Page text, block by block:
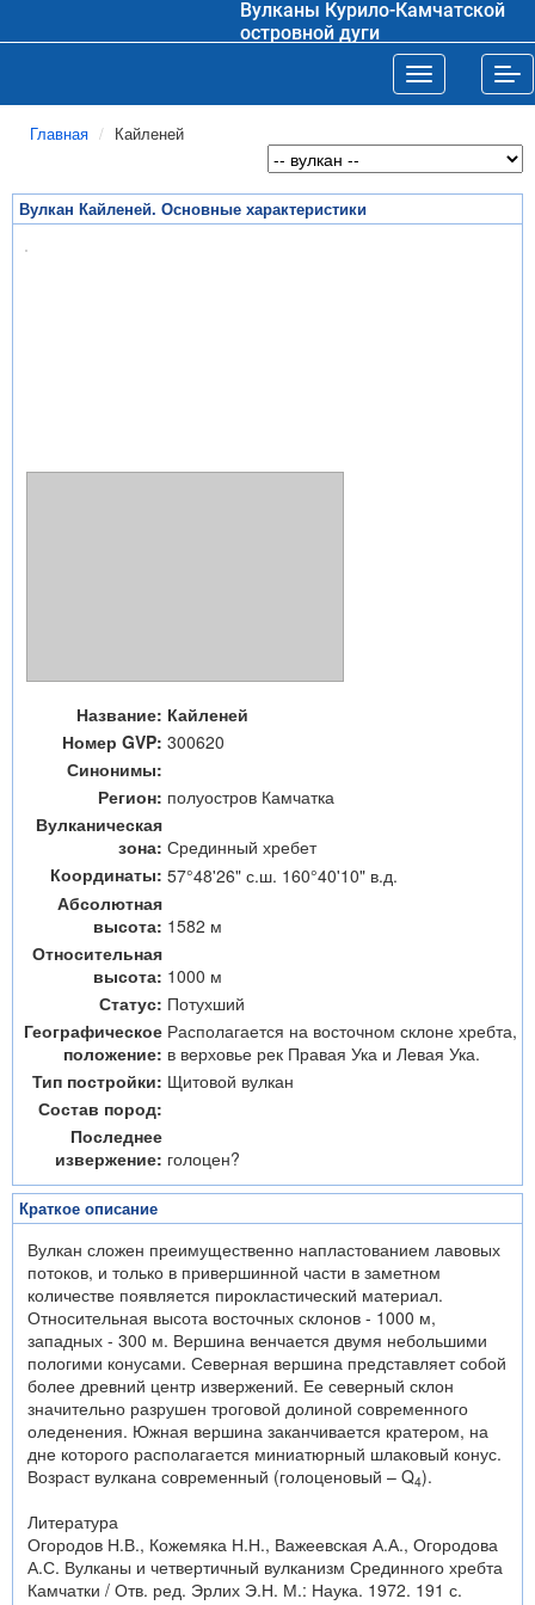
Вулканы Курило-Камчатской
островной дуги
Toggle
Главная Кайленей
Вулкан Кайленей. Основные характеристики
Название: Кайленей
Номер GVP: 300620
Синонимы:
Регион: полуостров Камчатка
Вулканическая
зона: Срединный хребет
Координаты: 57°48'26" с.ш. 160°40'10" в.д.
Абсолютная
высота: 1582 м
Относительная
высота: 1000 м
Статус: Потухший
Географическое
положение:
Располагается на восточном склоне хребта,
в верховье рек Правая Ука и Левая Ука.
Тип постройки: Щитовой вулкан
Состав пород:
Последнее
извержение: голоцен?
Краткое описание
Вулкан сложен преимущественно напластованием лавовых
потоков, и только в привершинной части в заметном
количестве появляется пирокластический материал.
Относительная высота восточных склонов - 1000 м,
западных - 300 м. Вершина венчается двумя небольшими
пологими конусами. Северная вершина представляет собой
более древний центр извержений. Ее северный склон
значительно разрушен троговой долиной современного
оледенения. Южная вершина заканчивается кратером, на
дне которого располагается миниатюрный шлаковый конус.
Возраст вулкана современный (голоценовый – Q4).
Литература
Огородов Н.В., Кожемяка Н.Н., Важеевская А.А., Огородова
А.С. Вулканы и четвертичный вулканизм Срединного хребта
Камчатки / Отв. ред. Эрлих Э.Н. М.: Наука. 1972. 191 с.